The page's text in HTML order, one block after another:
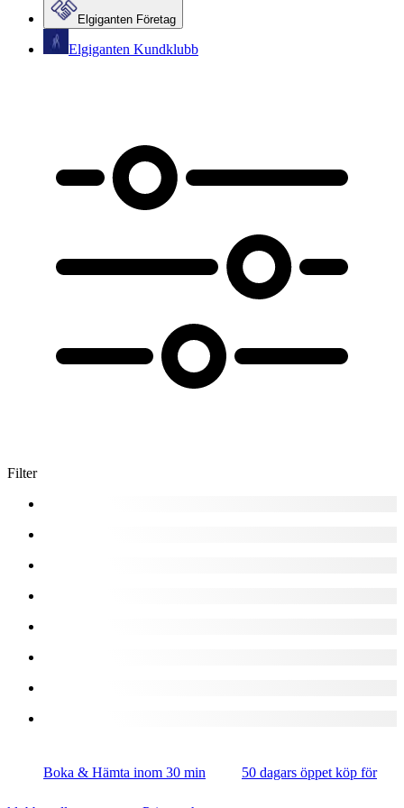
Elgiganten Företag
Elgiganten Kundklubb
Filter
Boka & Hämta inom 30 min 50 dagars öppet köp för